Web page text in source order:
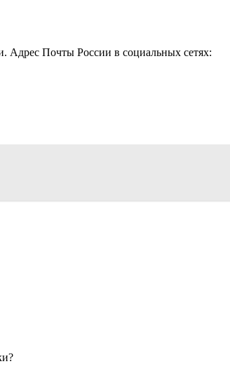
Адрес Почты России в социальных сетях: